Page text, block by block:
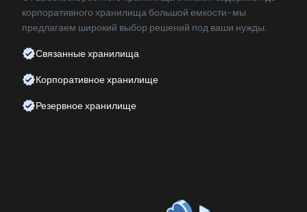
корпоративного хранилища большой емкости - мы
предлагаем широкий выбор решений под ваши нужды.
Связанные хранилища
Корпоративное хранилище
Резервное хранилище